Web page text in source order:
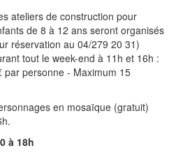
ateliers de construction pour
de 8 à 12 ans seront organisés
réservation au 04/279 20 31)
tout le week-end à 11h et 16h :
par personne - Maximum 15
en mosaïque (gratuit)
à 18h